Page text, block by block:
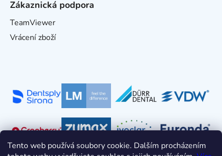
Tento web používá soubory cookie. Dalším procházením
Zákaznická podpora
TeamViewer
Vrácení zboží